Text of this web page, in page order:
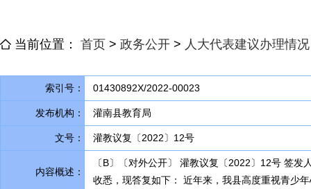
当前位置： 首页 > 政务公开 > 人大代表建议办理情况
索引号： 01430892X/2022-00023
发布机构： 灌南县教育局
文号： 灌教议复〔2022〕12号
内容概述：
〔B〕〔对外公开〕 灌教议复〔2022〕12号 签
收悉 ， 现答复如下： 近年来，我县高度重视青少